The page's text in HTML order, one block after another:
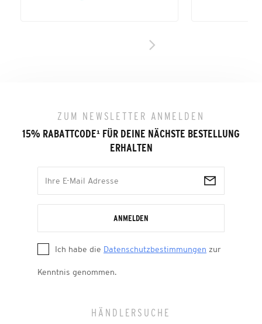
ZUM NEWSLETTER ANMELDEN
15% RABATTCODE¹ FÜR DEINE NÄCHSTE BESTELLUNG
ERHALTEN
ANMELDEN
Ich habe die Datenschutzbestimmungen zur
Kenntnis genommen.
HÄNDLERSUCHE